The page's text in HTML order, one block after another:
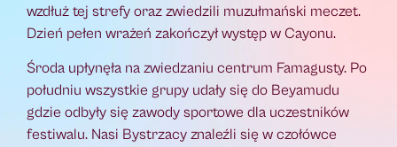
wzdłuż tej strefy oraz zwiedzili muzułmański meczet.
Dzień pełen wrażeń zakończył występ w Cayonu.
Środa upłynęła na zwiedzaniu centrum Famagusty. Po
południu wszystkie grupy udały się do Beyamudu
gdzie odbyły się zawody sportowe dla uczestników
festiwalu. Nasi Bystrzacy znaleźli się w czołówce